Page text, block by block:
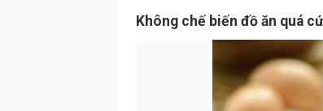
Không chế biến đồ ăn quá